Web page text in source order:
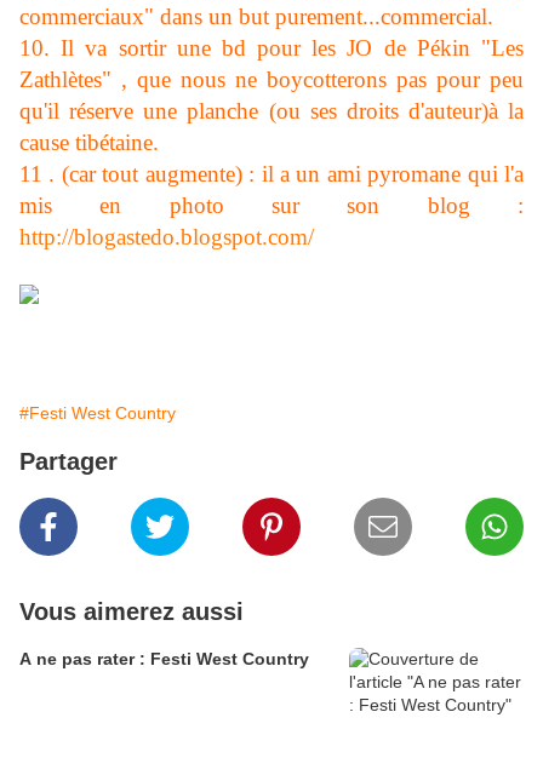
commerciaux" dans un but purement...commercial.
10. Il va sortir une bd pour les JO de Pékin "Les
Zathlètes" , que nous ne boycotterons pas pour peu
qu'il réserve une planche (ou ses droits d'auteur)à la
cause tibétaine.
11 . (car tout augmente) : il a un ami pyromane qui l'a
mis en photo sur son blog :
http://blogastedo.blogspot.com/
#Festi West Country
Partager
Vous aimerez aussi
A ne pas rater : Festi West Country